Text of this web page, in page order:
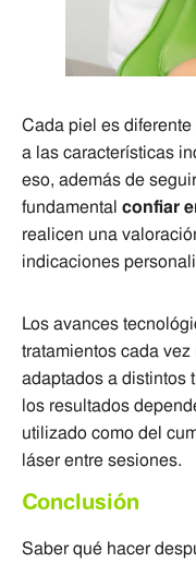
Cada piel es
a las características
eso, además de
fundamental confiar
realicen una
indicaciones
Los avances
tratamientos cada
adaptados a distintos
los resultados
utilizado como del
láser entre sesiones.
Conclusión
Saber qué hacer